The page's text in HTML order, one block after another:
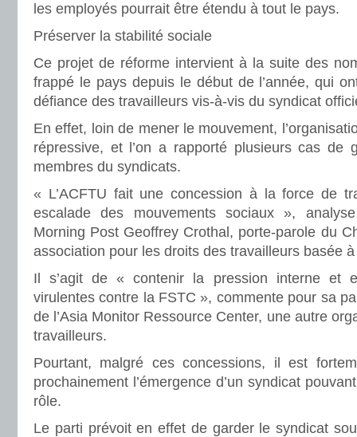
les employés pourrait être étendu à tout le pays.
Préserver la stabilité sociale
Ce projet de réforme intervient à la suite des
frappé le pays depuis le début de l’année, qui
défiance des travailleurs vis-à-vis du syndicat
En effet, loin de mener le mouvement,
répressive, et l’on a rapporté plusieurs cas de
membres du syndicats.
« L’ACFTU fait une concession à la force de
escalade des mouvements sociaux »,
Morning Post Geoffrey Crothal, porte-parole du
association pour les droits des travailleurs basée
Il s’agit de « contenir la pression interne et
virulentes contre la FSTC », commente pour sa
de l’Asia Monitor Ressource Center, une autre
travailleurs.
Pourtant, malgré ces concessions, il est
prochainement l’émergence d’un syndicat
rôle.
Le parti prévoit en effet de garder le syndicat